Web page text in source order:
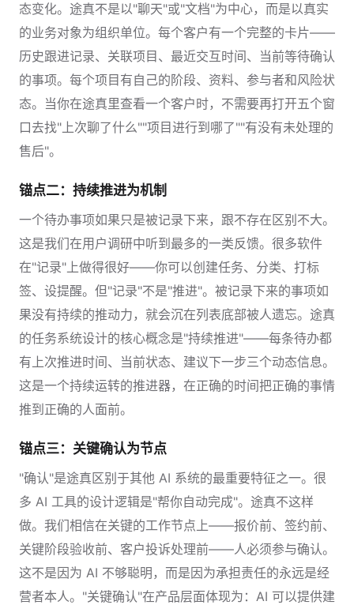
态变化。途真不是以"聊天"或"文档"为中心，而是以真实
的业务对象为组织单位。每个客户有一个完整的卡片——
历史跟进记录、关联项目、最近交互时间、当前等待确认
的事项。每个项目有自己的阶段、资料、参与者和风险状
态。当你在途真里查看一个客户时，不需要再打开五个窗
口去找"上次聊了什么""项目进行到哪了""有没有未处理的
售后"。
锚点二：持续推进为机制
一个待办事项如果只是被记录下来，跟不存在区别不大。
这是我们在用户调研中听到最多的一类反馈。很多软件
在"记录"上做得很好——你可以创建任务、分类、打标
签、设提醒。但"记录"不是"推进"。被记录下来的事项如
果没有持续的推动力，就会沉在列表底部被人遗忘。途真
的任务系统设计的核心概念是"持续推进"——每条待办都
有上次推进时间、当前状态、建议下一步三个动态信息。
这是一个持续运转的推进器，在正确的时间把正确的事情
推到正确的人面前。
锚点三：关键确认为节点
"确认"是途真区别于其他 AI 系统的最重要特征之一。很
多 AI 工具的设计逻辑是"帮你自动完成"。途真不这样
做。我们相信在关键的工作节点上——报价前、签约前、
关键阶段验收前、客户投诉处理前——人必须参与确认。
这不是因为 AI 不够聪明，而是因为承担责任的永远是经
营者本人。"关键确认"在产品层面体现为：AI 可以提供建